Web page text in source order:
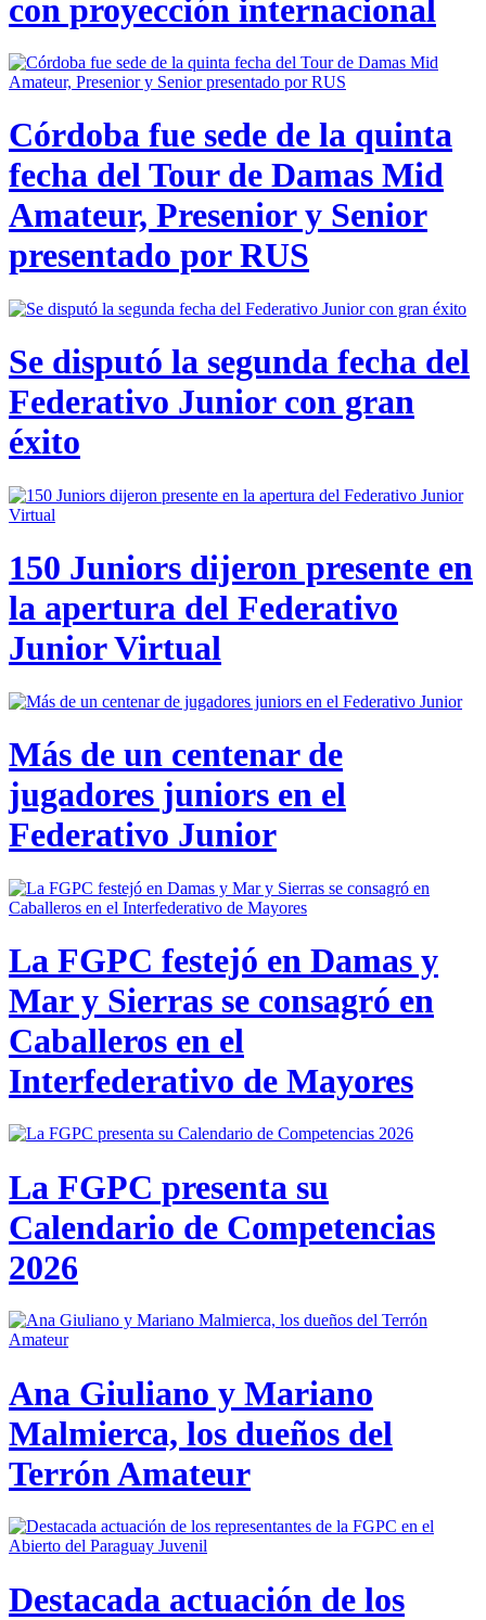
con proyección internacional
Córdoba fue sede de la quinta
fecha del Tour de Damas Mid
Amateur, Presenior y Senior
presentado por RUS
Se disputó la segunda fecha del
Federativo Junior con gran
éxito
150 Juniors dijeron presente en
la apertura del Federativo
Junior Virtual
Más de un centenar de
jugadores juniors en el
Federativo Junior
La FGPC festejó en Damas y
Mar y Sierras se consagró en
Caballeros en el
Interfederativo de Mayores
La FGPC presenta su
Calendario de Competencias
2026
Ana Giuliano y Mariano
Malmierca, los dueños del
Terrón Amateur
Destacada actuación de los